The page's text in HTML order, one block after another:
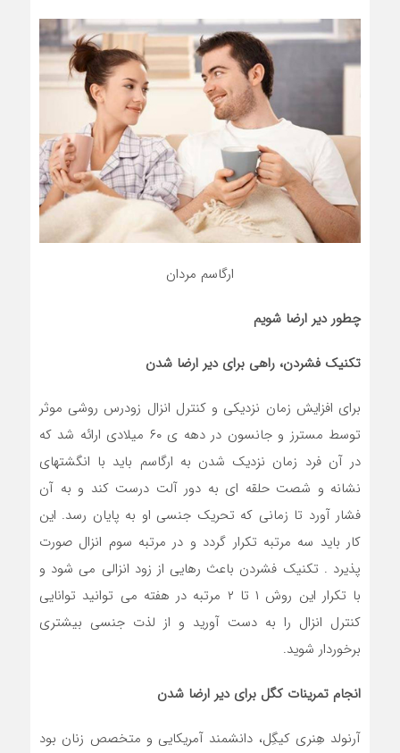
ارگاسم مردان
چطور دیر ارضا شویم
تکنیک فشردن، راهی برای دیر ارضا شدن
برای افزایش زمان نزدیکی و کنترل انزال زودرس روشی موثر
توسط مسترز و جانسون در دهه ی ۶۰ میلادی ارائه شد که
در آن فرد زمان نزدیک شدن به ارگاسم باید با انگشتهای
نشانه و شصت حلقه ای به دور آلت درست کند و به آن
فشار آورد تا زمانی که تحریک جنسی او به پایان رسد. این
کار باید سه مرتبه تکرار گردد و در مرتبه سوم انزال صورت
پذیرد . تکنیک فشردن باعث رهایی از زود انزالی می شود و
با تکرار این روش ۱ تا ۲ مرتبه در هفته می توانید توانایی
کنترل انزال را به دست آورید و از لذت جنسی بیشتری
برخوردار شوید.
انجام تمرینات کگل برای دیر ارضا شدن
آرنولد هِنری کیگِل، دانشمند آمریکایی و متخصص زنان بود